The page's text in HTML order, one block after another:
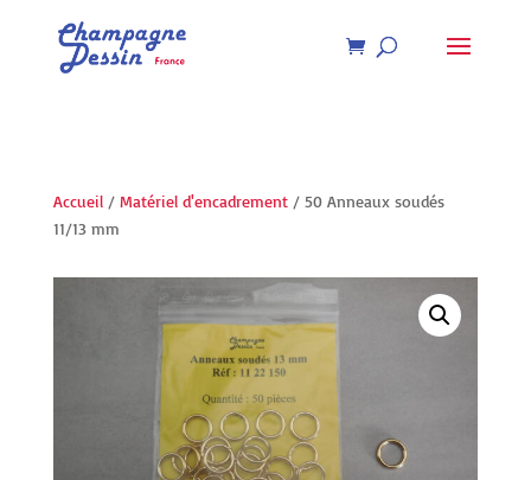
Accueil/ Matériel d'encadrement/ 50 Anneaux soudés
11/13 mm